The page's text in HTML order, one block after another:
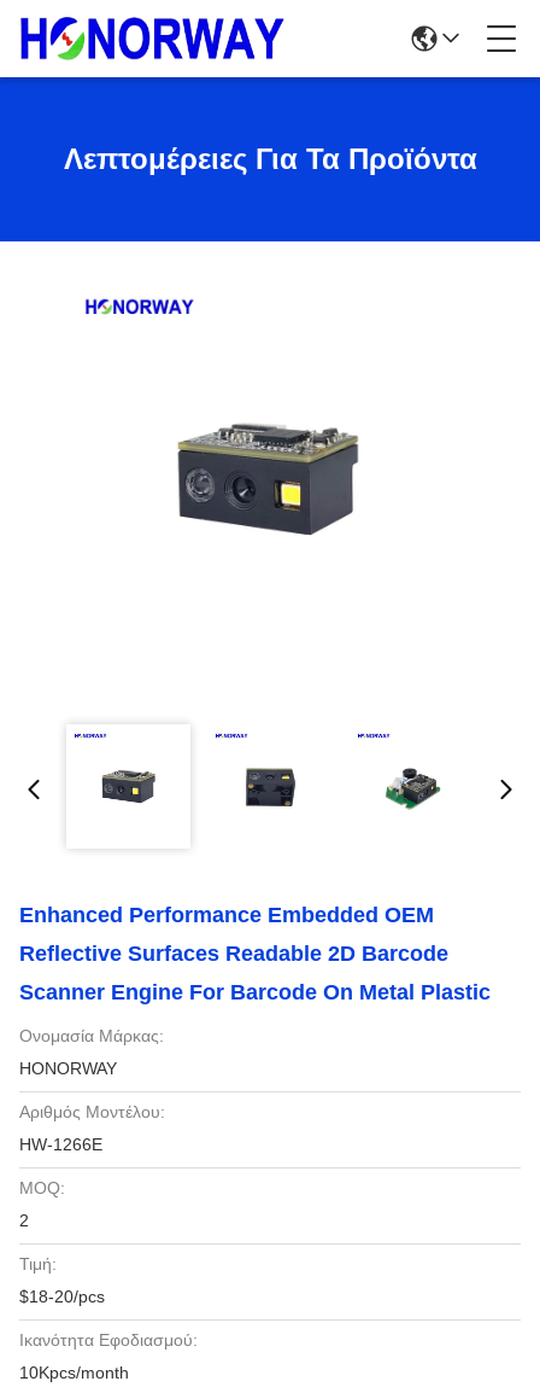
Λεπτομέρειες Για Τα Προϊόντα
Enhanced Performance Embedded OEM
Reflective Surfaces Readable 2D Barcode
Scanner Engine For Barcode On Metal Plastic
Ονομασία Μάρκας:
HONORWAY
Αριθμός Μοντέλου:
HW-1266E
MOQ:
2
Τιμή:
$18-20/pcs
Ικανότητα Εφοδιασμού:
10Kpcs/month